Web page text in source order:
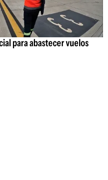
para abastecer vuelos